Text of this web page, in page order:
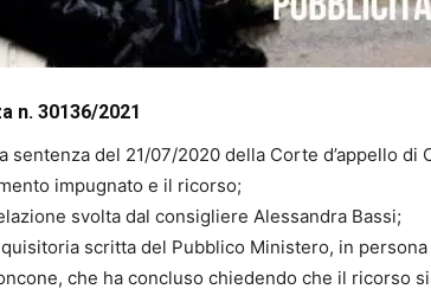
n. 30136/2021
sentenza del 21/07/2020 della Corte d’appello di
impugnato e il ricorso;
svolta dal consigliere Alessandra Bassi;
scritta del Pubblico Ministero, in
che ha concluso chiedendo che il ricorso